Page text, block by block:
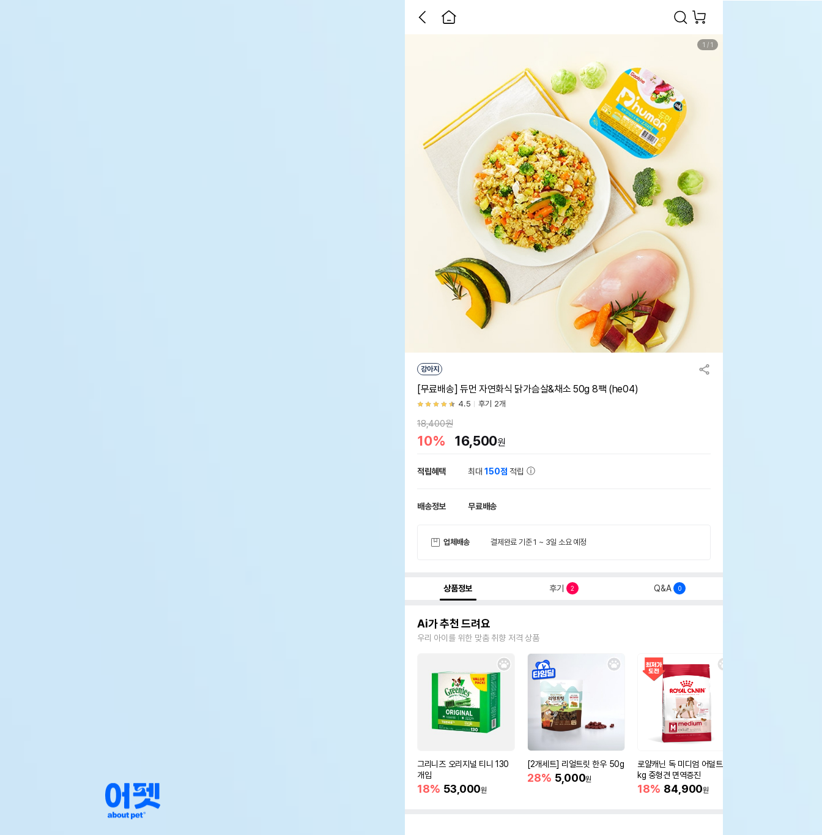
1 / 1
강아지
[무료배송] 듀먼 자연화식 닭가슴살&채소 50g 8팩 (he04)
4.5 후기 2개
18,400원
10% 16,500원
적립혜택 최대150점 적립
배송정보 무료배송
업체배송 결제완료 기준 1 ~ 3일 소요 예정
상품정보 후기 2 Q&A 0
Ai가 추천 드려요
우리 아이를 위한 맞춤 취향 저격 상품
그리니즈 오리지널 티니 130
개입
18% 53,000원
[2개세트] 리얼트릿 한우 50g
28% 5,000원
로얄캐닌 독 미디엄 어덜트 10
kg 중형견 면역증진
18% 84,900원